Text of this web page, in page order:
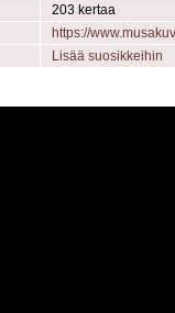
203 kertaa
https://
Lisää suosikkeihin